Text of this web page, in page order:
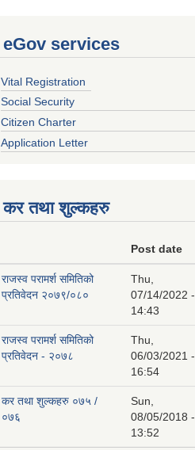
eGov services
Vital Registration
Social Security
Citizen Charter
Application Letter
कर तथा शुल्कहरु
Post date
राजस्व परामर्श समितिको
प्रतिवेदन २०७९/०८०
Thu,
07/14/2022 -
14:43
राजस्व परामर्श समितिको
प्रतिवेदन - २०७८
Thu,
06/03/2021 -
16:54
कर तथा शुल्कहरु ०७५ /
०७६
Sun,
08/05/2018 -
13:52